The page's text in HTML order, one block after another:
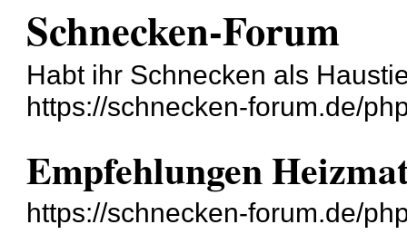
Schnecken-Forum
Habt ihr Schnecken als
https://schnecken-forum.de/
Empfehlungen
https://schnecken-forum.de/